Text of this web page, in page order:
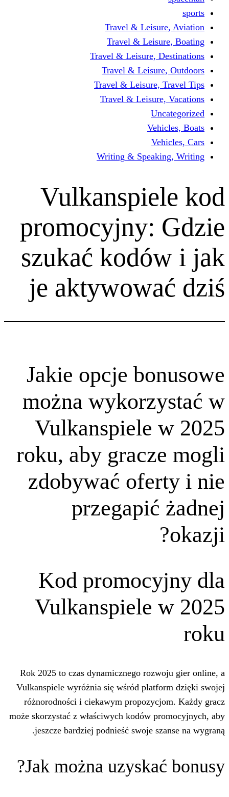
Travel &
Travel &
Travel & Leisure,
Travel &
Travel & Leisure,
Travel &
Writing &
promocyjny:
szukać
je
Jakie opcje
można
Vulkanspiele
roku, aby
zdobywać
Kod
Vulkanspiele
Rok 2025 to czas dynamicznego
Vulkanspiele wyróżnia się wśród
różnorodności i ciekawym
może skorzystać z właściwych kodów
jeszcze bardziej podnieść swoje
Jak można